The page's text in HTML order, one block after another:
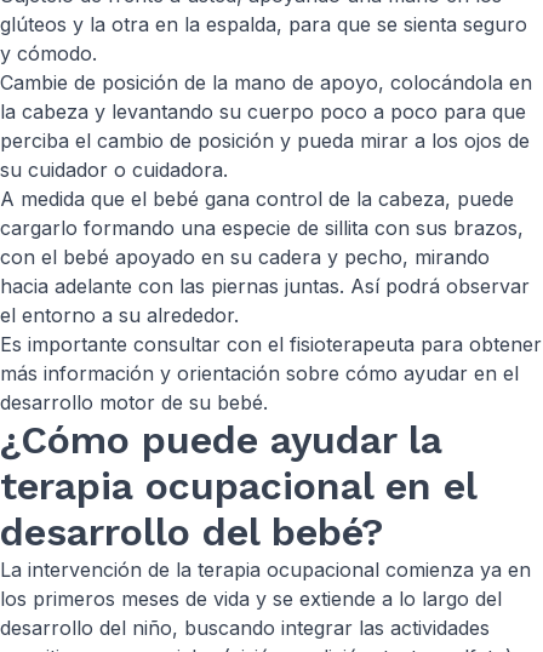
glúteos y la otra en la espalda, para que se sienta seguro
y cómodo.
Cambie de posición de la mano de apoyo, colocándola en
la cabeza y levantando su cuerpo poco a poco para que
perciba el cambio de posición y pueda mirar a los ojos de
su cuidador o cuidadora.
A medida que el bebé gana control de la cabeza, puede
cargarlo formando una especie de sillita con sus brazos,
con el bebé apoyado en su cadera y pecho, mirando
hacia adelante con las piernas juntas. Así podrá observar
el entorno a su alrededor.
Es importante consultar con el fisioterapeuta para obtener
más información y orientación sobre cómo ayudar en el
desarrollo motor de su bebé.
¿Cómo puede ayudar la
terapia ocupacional en el
desarrollo del bebé?
La intervención de la terapia ocupacional comienza ya en
los primeros meses de vida y se extiende a lo largo del
desarrollo del niño, buscando integrar las actividades